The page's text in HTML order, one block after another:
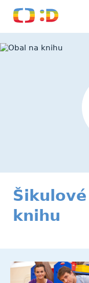
knihu